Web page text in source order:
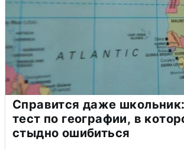
Справится даже
тест по географии, в
стыдно ошибиться